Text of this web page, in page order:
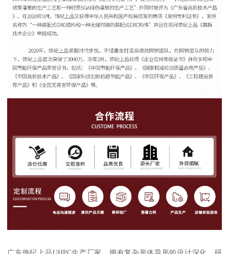
广东饰纪上品UHPC生产厂家，拥有复杂形体异形的设计深化、研